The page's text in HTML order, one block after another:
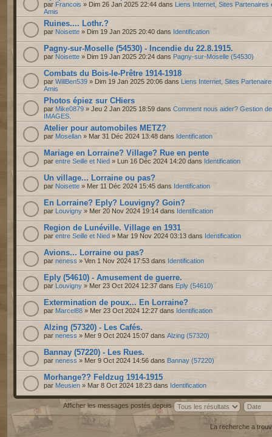
par Francois » Dim 26 Jan 2025 22:44 dans Liens Internet, Sites Partenaires
Amis
Ruines.... Lothr.?
par Noisette » Dim 19 Jan 2025 20:40 dans Identification
Pagny-sur-Moselle (54530) - Incendie du 22.8.1915.
par Noisette » Dim 19 Jan 2025 20:24 dans Pagny-sur-Moselle (54530)
Combats du Bois-le-Prêtre 1914-1918
par WillBen539 » Dim 19 Jan 2025 20:06 dans Liens Internet, Sites
Amis
Photos épiez sur CHiers
par Mike0879 » Jeu 2 Jan 2025 18:59 dans Comment nous aider? Gestion
IMAGES.
Atelier pour automobiles METZ?
par Mosellan » Mar 31 Déc 2024 13:48 dans Identification
Mariage en Lorraine? Village? Rue en pente
par entre Seille et Nied » Lun 16 Déc 2024 14:20 dans Identification
Un village... Lorraine ou pas?
par Noisette » Mer 11 Déc 2024 15:45 dans Identification
En Lorraine? Eply? Louvigny? Goin?
par Louvigny » Mer 20 Nov 2024 19:14 dans Identification
Region de Lunéville. Village en 1931
par entre Seille et Nied » Mar 19 Nov 2024 03:13 dans Identification
Avions... Lorraine ou pas?
par neness » Ven 1 Nov 2024 17:53 dans Identification
Eply (54610) - Amusement de guerre.
par Louvigny » Mer 23 Oct 2024 12:37 dans Eply (54610)
Extermination de poux... En Lorraine?
par Marcel88 » Mer 23 Oct 2024 12:27 dans Identification
Alzing (57320) - Les Cafés.
par neness » Mer 9 Oct 2024 15:07 dans Alzing (57320)
Bannay (57220) - Les Rues.
par neness » Mer 9 Oct 2024 14:56 dans Bannay (57220)
Morhange?? Feldzug 1914-1915
par Meusien » Mar 8 Oct 2024 18:23 dans Identification
Afficher les messages postés depuis
La recherche a